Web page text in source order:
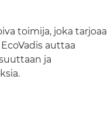
toimija, joka tarjoaa
auttaa
ja